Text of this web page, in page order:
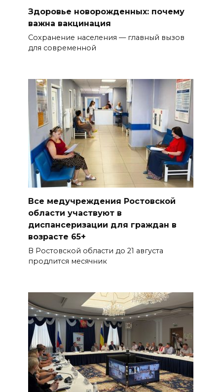
Здоровье новорожденных: почему
важна вакцинация
Сохранение населения — главный вызов
для современной
Все медучреждения Ростовской
области участвуют в
диспансеризации для граждан в
возрасте 65+
В Ростовской области до 21 августа
продлится месячник